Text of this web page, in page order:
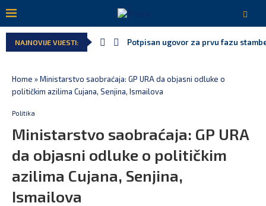
NAJNOVIJE VIJESTI: Potpisan ugovor za prvu fazu
Home »Ministarstvo saobraćaja: GP URA da objasni odluke o
političkim azilima Cujana, Senjina, Ismailova
Politika
Ministarstvo saobraćaja: GP URA
da objasni odluke o političkim
azilima Cujana, Senjina,
Ismailova